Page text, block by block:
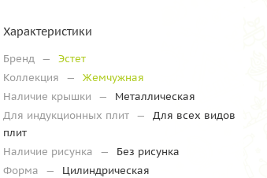
Характеристики
Бренд —
Эстет
Коллекция
—
Жемчужная
Наличие крышки
—
Металлическая
Для индукционных плит —
Для всех видов
плит
Наличие рисунка
—
Без рисунка
Форма
— Цилиндрическая